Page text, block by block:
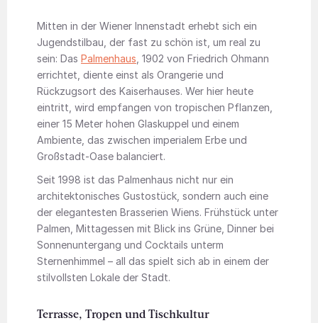
Mitten in der Wiener Innenstadt erhebt sich ein
Jugendstilbau, der fast zu schön ist, um real zu
sein: Das Palmenhaus , 1902 von Friedrich Ohmann
errichtet, diente einst als Orangerie und
Rückzugsort des Kaiserhauses. Wer hier heute
eintritt, wird empfangen von tropischen Pflanzen,
einer 15 Meter hohen Glaskuppel und einem
Ambiente, das zwischen imperialem Erbe und
Großstadt-Oase balanciert.
Seit 1998 ist das Palmenhaus nicht nur ein
architektonisches Gustostück, sondern auch eine
der elegantesten Brasserien Wiens. Frühstück unter
Palmen, Mittagessen mit Blick ins Grüne, Dinner bei
Sonnenuntergang und Cocktails unterm
Sternenhimmel – all das spielt sich ab in einem der
stilvollsten Lokale der Stadt.
Terrasse, Tropen und Tischkultur